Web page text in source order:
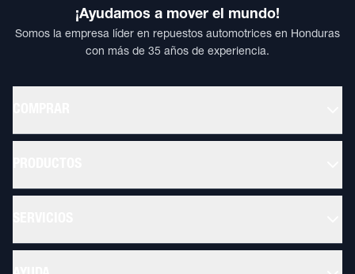
¡Ayudamos a mover el mundo!
Somos la empresa líder en repuestos automotrices en Honduras
con más de 35 años de experiencia.